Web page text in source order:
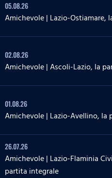
05.08.26
Amichevole | Lazio-Ostiamare,
02.08.26
Amichevole | Ascoli-Lazio, la
01.08.26
Amichevole | Lazio-Avellino, la
26.07.26
Amichevole | Lazio-Flaminia
partita integrale